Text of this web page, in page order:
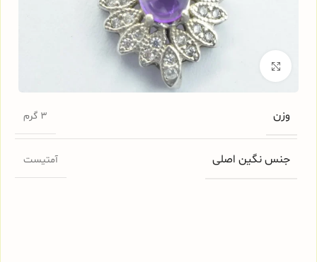
برای بزرگنمایی کلیک کنید
وزن 3 گرم
جنس نگین اصلی آمتیست